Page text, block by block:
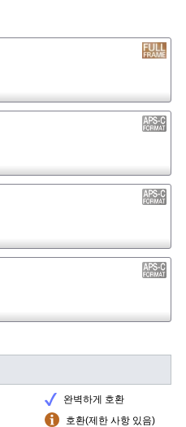
완벽하게 호환
호환(제한 사항 있음)